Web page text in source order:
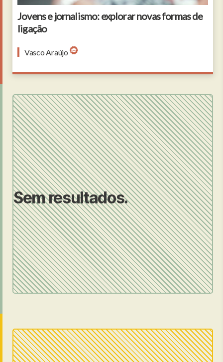
Jovens e jornalismo: explorar novas formas de
ligação
Vasco Araújo
Sem resultados.